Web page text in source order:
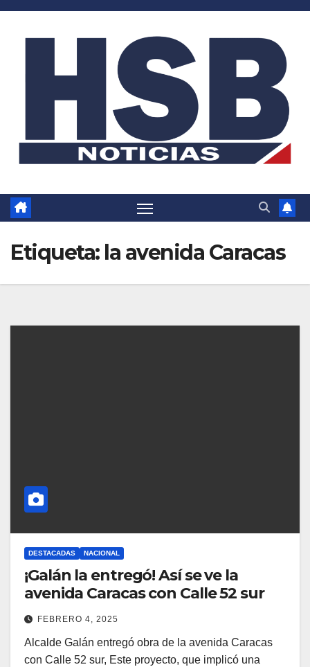
Saltar
Etiqueta: la avenida Caracas
DESTACADAS NACIONAL
¡Galán la entregó! Así se ve la
avenida Caracas con Calle 52 sur
FEBRERO 4, 2025
Alcalde Galán entregó obra de la avenida Caracas
con Calle 52 sur, Este proyecto, que implicó una